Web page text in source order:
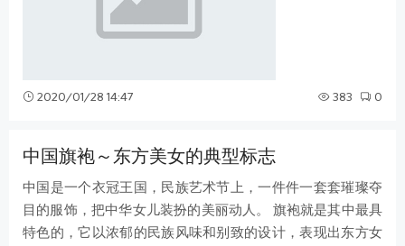
2020/01/28 14:47 383 0
中国旗袍～东方美女的典型标志
中国是一个衣冠王国，民族艺术节上，一件件一套套璀璨夺
目的服饰，把中华女儿装扮的美丽动人。 旗袍就是其中最具
特色的，它以浓郁的民族风味和别致的设计，表现出东方女